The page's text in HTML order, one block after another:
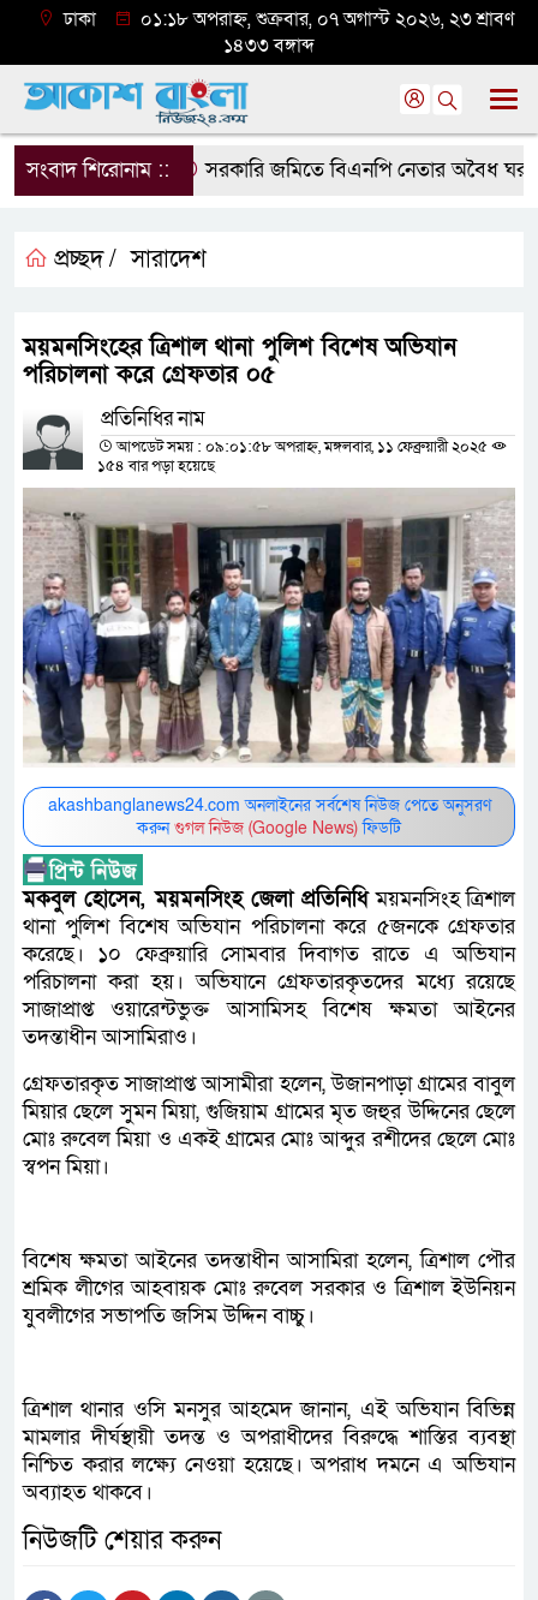
ঢাকা
০১:১৮ অপরাহ্ন, শুক্রবার, ০৭ অগাস্ট ২০২৬, ২৩ শ্রাবণ
১৪৩৩ বঙ্গাব্দ
সংবাদ শিরোনাম :: সরকারি জমিতে বিএনপি নেতার অবৈধ ঘর
প্রচ্ছদ / সারাদেশ
ময়মনসিংহের ত্রিশাল থানা পুলিশ বিশেষ অভিযান
পরিচালনা করে গ্রেফতার ০৫
প্রতিনিধির নাম
আপডেট সময় : ০৯:০১:৫৮ অপরাহ্ন, মঙ্গলবার, ১১ ফেব্রুয়ারী ২০২৫
১৫৪ বার পড়া হয়েছে
akashbanglanews24.com অনলাইনের সর্বশেষ নিউজ পেতে অনুসরণ
করুনগুগল নিউজ (Google News)ফিডটি
মকবুল হোসেন, ময়মনসিংহ জেলা প্রতিনিধিময়মনসিংহ ত্রিশাল
থানা পুলিশ বিশেষ অভিযান পরিচালনা করে ৫জনকে গ্রেফতার
করেছে। ১০ ফেব্রুয়ারি সোমবার দিবাগত রাতে এ অভিযান
পরিচালনা করা হয়। অভিযানে গ্রেফতারকৃতদের মধ্যে রয়েছে
সাজাপ্রাপ্ত ওয়ারেন্টভুক্ত আসামিসহ বিশেষ ক্ষমতা আইনের
তদন্তাধীন আসামিরাও।
গ্রেফতারকৃত সাজাপ্রাপ্ত আসামীরা হলেন, উজানপাড়া গ্রামের বাবুল
মিয়ার ছেলে সুমন মিয়া, গুজিয়াম গ্রামের মৃত জহুর উদ্দিনের ছেলে
মোঃ রুবেল মিয়া ও একই গ্রামের মোঃ আব্দুর রশীদের ছেলে মোঃ
স্বপন মিয়া।
বিশেষ ক্ষমতা আইনের তদন্তাধীন আসামিরা হলেন, ত্রিশাল পৌর
শ্রমিক লীগের আহবায়ক মোঃ রুবেল সরকার ও ত্রিশাল ইউনিয়ন
যুবলীগের সভাপতি জসিম উদ্দিন বাচ্চু।
ত্রিশাল থানার ওসি মনসুর আহমেদ জানান, এই অভিযান বিভিন্ন
মামলার দীর্ঘস্থায়ী তদন্ত ও অপরাধীদের বিরুদ্ধে শাস্তির ব্যবস্থা
নিশ্চিত করার লক্ষ্যে নেওয়া হয়েছে। অপরাধ দমনে এ অভিযান
অব্যাহত থাকবে।
নিউজটি শেয়ার করুন